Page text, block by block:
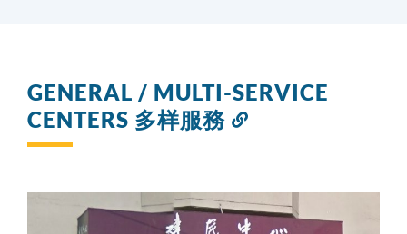
GENERAL / MULTI-SERVICE
CENTERS 多样服務